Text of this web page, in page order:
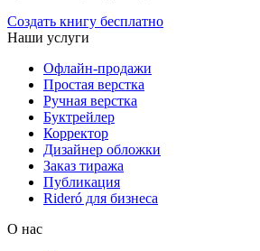
Создать книгу бесплатно
Наши услуги
Офлайн-продажи
Простая верстка
Ручная верстка
Буктрейлер
Корректор
Дизайнер обложки
Заказ тиража
Публикация
Rideró для бизнеса
О нас